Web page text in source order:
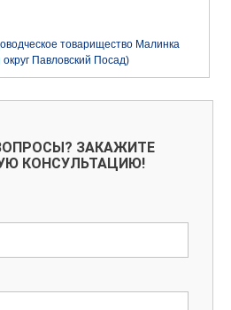
товарищество Малинка
округ Павловский Посад)
ЗАКАЖИТЕ
КОНСУЛЬТАЦИЮ!